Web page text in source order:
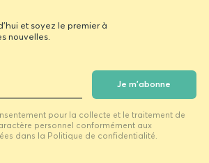
et soyez le premier à
nouvelles.
Je m'abonne
pour la collecte et le traitement de
personnel conformément aux
dans la Politique de confidentialité.